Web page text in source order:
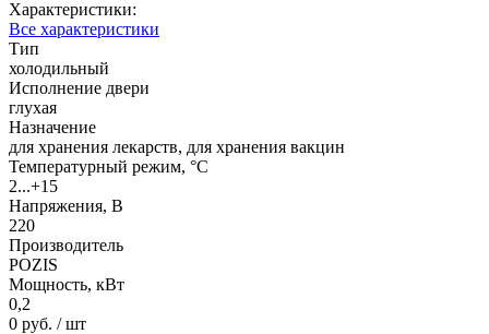
Характеристики:
Все характеристики
Тип
холодильный
Исполнение двери
глухая
Назначение
для хранения лекарств, для хранения вакцин
Температурный режим, °C
2...+15
Напряжения, В
220
Производитель
POZIS
Мощность, кВт
0,2
0 руб. / шт